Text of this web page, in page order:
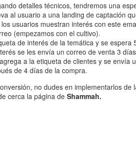
detalles técnicos, tendremos una
al usuario a una landing de captación
usuarios muestran interés con este
(empezamos con el cultivo).
de interés de la temática y se
se les envía un correo de venta 3
a la etiqueta de clientes y se
de 4 días de la compra.
no dudes en implementarlos
cerca la página de Shammah.